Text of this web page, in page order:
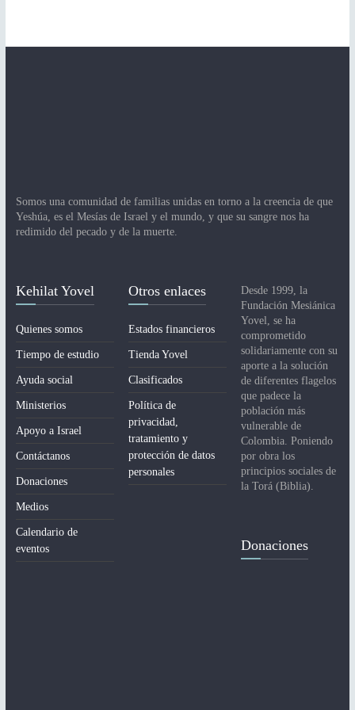
Somos una comunidad de familias unidas en torno a la creencia de que
Yeshúa, es el Mesías de Israel y el mundo, y que su sangre nos ha
redimido del pecado y de la muerte.
Kehilat Yovel
Quienes somos
Tiempo de estudio
Ayuda social
Ministerios
Apoyo a Israel
Contáctanos
Donaciones
Medios
Calendario de
eventos
Otros enlaces
Estados financieros
Tienda Yovel
Clasificados
Política de
privacidad,
tratamiento y
protección de datos
personales
Desde 1999, la
Fundación Mesiánica
Yovel, se ha
comprometido
solidariamente con su
aporte a la solución
de diferentes flagelos
que padece la
población más
vulnerable de
Colombia. Poniendo
por obra los
principios sociales de
la Torá (Biblia).
Donaciones